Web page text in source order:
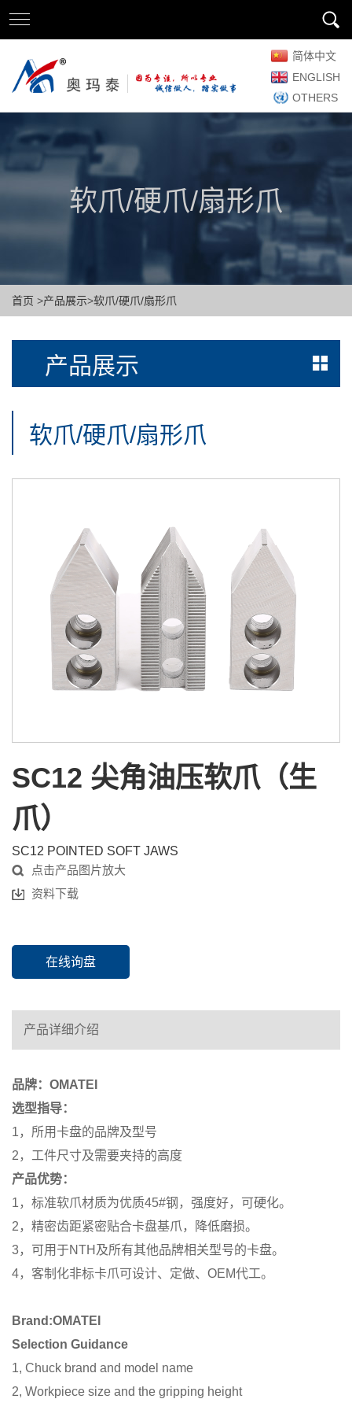
简体中文
ENGLISH
OTHERS
软爪/硬爪/扇形爪
首页 >产品展示>软爪/硬爪/扇形爪
产品展示
软爪/硬爪/扇形爪
SC12 尖角油压软爪（生
爪）
SC12 POINTED SOFT JAWS
点击产品图片放大
资料下载
在线询盘
产品详细介绍
品牌：OMATEI
选型指导：
1，所用卡盘的品牌及型号
2，工件尺寸及需要夹持的高度
产品优势：
1，标准软爪材质为优质45#钢，强度好，可硬化。
2，精密齿距紧密贴合卡盘基爪，降低磨损。
3，可用于NTH及所有其他品牌相关型号的卡盘。
4，客制化非标卡爪可设计、定做、OEM代工。
Brand:OMATEI
Selection Guidance
1, Chuck brand and model name
2, Workpiece size and the gripping height